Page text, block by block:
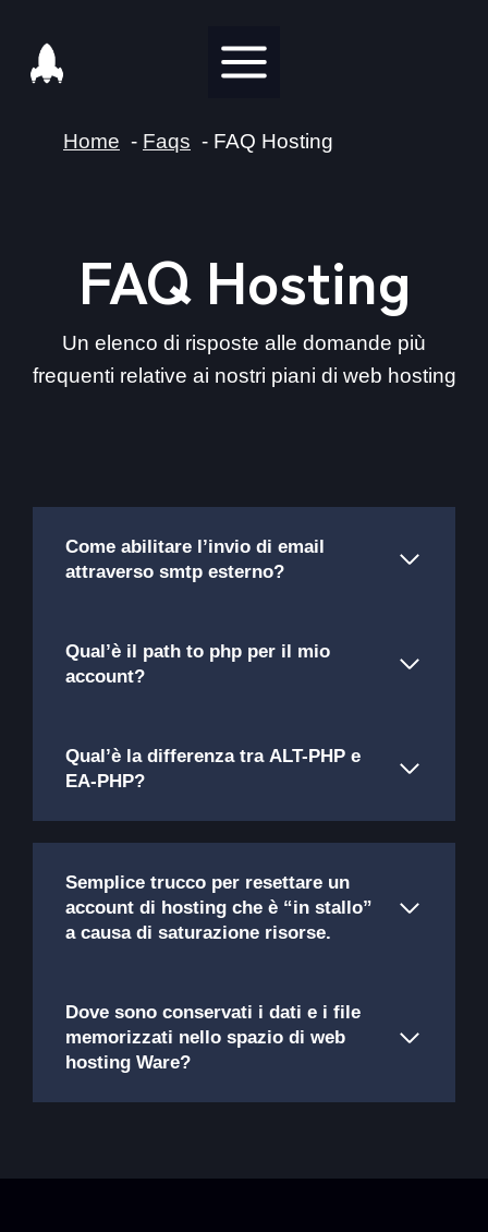
contenuto
Home Faqs FAQ Hosting
FAQ Hosting
Un elenco di risposte alle domande più
frequenti relative ai nostri piani di web hosting
Come abilitare l’invio di email
attraverso smtp esterno?
Qual’è il path to php per il mio
account?
Qual’è la differenza tra ALT-PHP e
EA-PHP?
Semplice trucco per resettare un
account di hosting che è “in stallo”
a causa di saturazione risorse.
Dove sono conservati i dati e i file
memorizzati nello spazio di web
hosting Ware?